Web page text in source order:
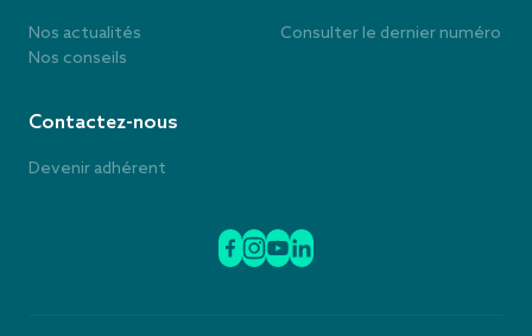
Nos actualités
Nos conseils
Consulter le dernier numéro
Contactez-nous
Devenir adhérent